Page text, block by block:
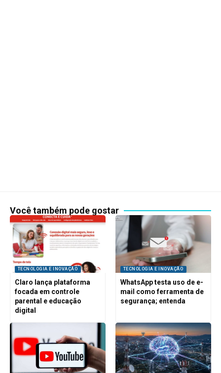
Você também pode gostar
TECNOLOGIA E INOVAÇÃO
Claro lança plataforma
focada em controle
parental e educação
digital
TECNOLOGIA E INOVAÇÃO
WhatsApp testa uso de e-
mail como ferramenta de
segurança; entenda